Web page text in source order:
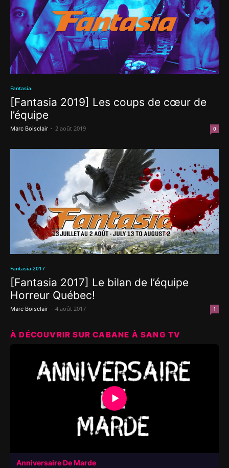
Fantasia
[Fantasia 2019] Les coups de cœur de
l’équipe
Marc Boisclair - 2 août 2019 0
Fantasia 2017
[Fantasia 2017] Le bilan de l’équipe
Horreur Québec!
Marc Boisclair - 4 août 2017 1
À DÉCOUVRIR SUR CABANE À SANG TV
▶
Anniversaire De Marde